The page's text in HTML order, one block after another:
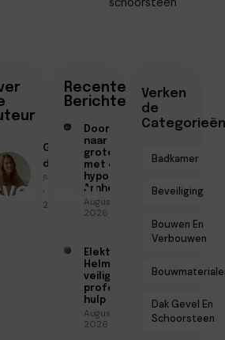
Geschreven
door
Sofia Mendes
● Mei 29,
2026
Recente
Berichten
Doorstromen
naar een
groter huis
met een
hypotheek in
Arnhem
Augustus 7,
2026
Elektricien
Helmond voor
veilige en
professionele
hulp
Augustus 6,
2026
Verken
de
Categorieën
Badkamer
Beveiliging
Bouwen En
Verbouwen
Dak Gevel En
Schoorsteen